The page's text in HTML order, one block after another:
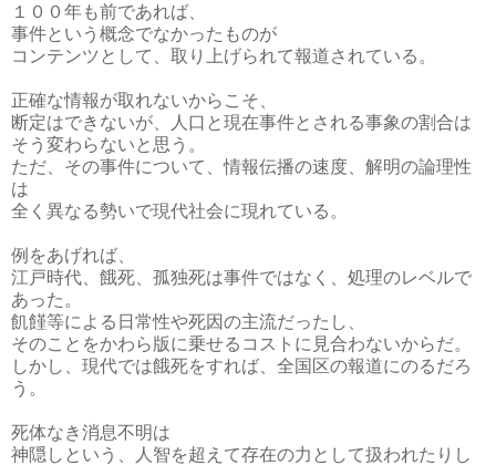
１００年も前であれば、
事件という概念でなかったものが
コンテンツとして、取り上げられて報道されている。
正確な情報が取れないからこそ、
断定はできないが、人口と現在事件とされる事象の割合は
そう変わらないと思う。
ただ、その事件について、情報伝播の速度、解明の論理性
は
全く異なる勢いで現代社会に現れている。
例をあげれば、
江戸時代、餓死、孤独死は事件ではなく、処理のレベルで
あった。
飢饉等による日常性や死因の主流だったし、
そのことをかわら版に乗せるコストに見合わないからだ。
しかし、現代では餓死をすれば、全国区の報道にのるだろ
う。
死体なき消息不明は
神隠しという、人智を超えて存在の力として扱われたりし